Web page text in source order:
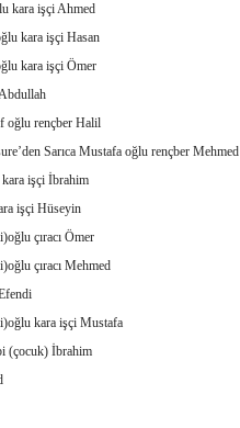
kara işçi Ahmed
kara işçi Hasan
kara işçi Ömer
oğlu rençber Halil
Sarıca Mustafa oğlu rençber Mehmed
kara işçi İbrahim
işçi Hüseyin
çıracı Ömer
çıracı Mehmed
kara işçi Mustafa
(çocuk) İbrahim